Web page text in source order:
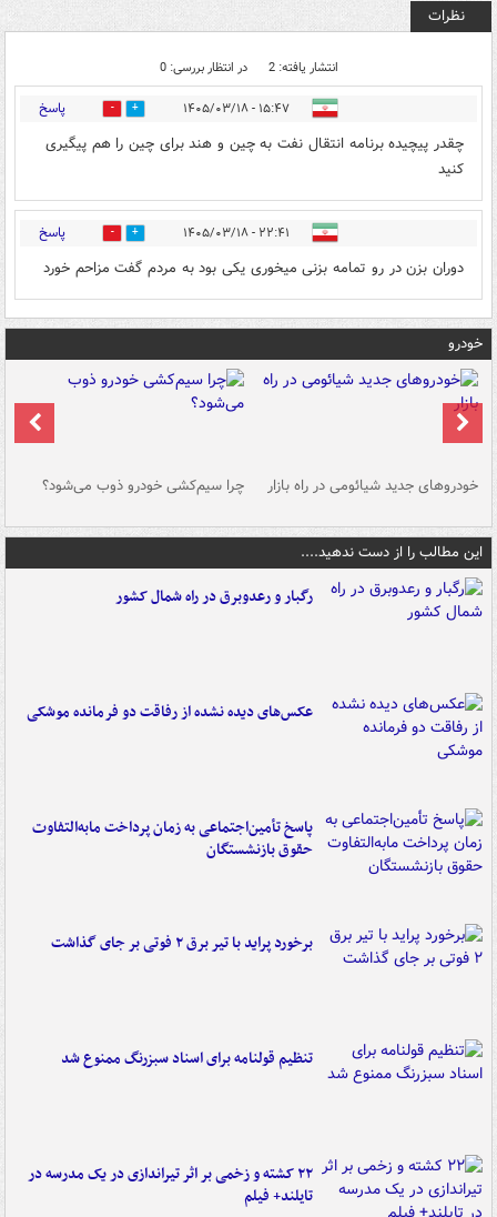
نظرات
انتشار یافته: 2 در انتظار بررسی: 0
۱۵:۴۷ - ۱۴۰۵/۰۳/۱۸ 0 پاسخ
چقدر پیچیده برنامه انتقال نفت به چین و هند برای چین را هم پیگیری
کنید
۲۲:۴۱ - ۱۴۰۵/۰۳/۱۸ 0 پاسخ
دوران بزن در رو تمامه بزنی میخوری یکی بود به مردم گفت مزاحم خورد
خودرو
خودروهای جدید شیائومی در راه بازار چرا سیم‌کشی خودرو ذوب می‌شود؟
این مطالب را از دست ندهید....
رگبار و رعدوبرق در راه شمال کشور
عکس‌های دیده نشده از رفاقت دو فرمانده‌ موشکی
پاسخ تأمین‌اجتماعی به زمان پرداخت مابه‌التفاوت
حقوق بازنشستگان
برخورد پراید با تیر برق ۲ فوتی بر جای گذاشت
تنظیم قولنامه برای اسناد سبزرنگ ممنوع شد
۲۲ کشته و زخمی بر اثر تیراندازی در یک مدرسه در
تایلند+ فیلم